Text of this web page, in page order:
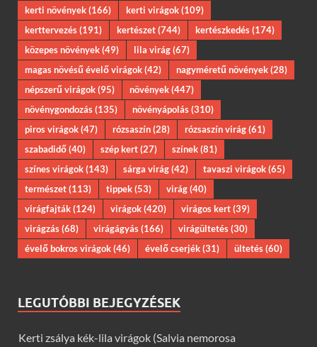
kerti növények(166) kerti virágok(109)
kerttervezés(191) kertészet(744) kertészkedés(174)
közepes növények(49) lila virág(67)
magas növésű évelő virágok(42) nagyméretű növények(28)
népszerű virágok(95) növények(447)
növénygondozás(135) növényápolás(310)
piros virágok(47) rózsaszín(28) rózsaszín virág(61)
szabadidő(40) szép kert(27) színek(81)
színes virágok(143) sárga virág(42) tavaszi virágok(65)
természet(113) tippek(53) virág(40)
virágfajták(124) virágok(420) virágos kert(39)
virágzás(68) virágágyás(166) virágültetés(30)
évelő bokros virágok(46) évelő cserjék(31) ültetés(60)
LEGUTÓBBI BEJEGYZÉSEK
Kerti zsálya kék-lila virágok (Salvia nemorosa